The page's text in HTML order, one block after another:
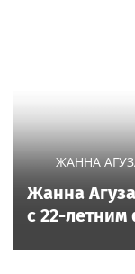
ЖАННА
Жанна
с 22-